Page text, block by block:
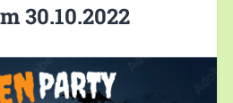
30.10.2022